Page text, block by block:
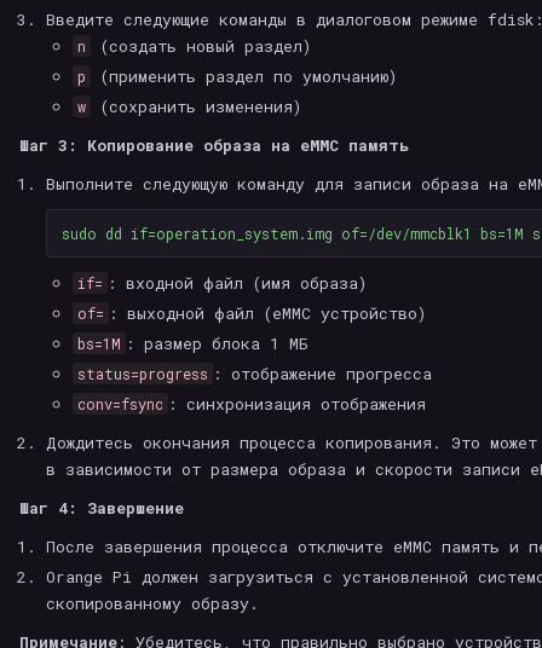
Введите следующие команды в диалоговом режиме fdisk:
n (создать новый раздел)
p (применить раздел по умолчанию)
w
(сохранить изменения)
Шаг 3: Копирование образа на eMMC память
Выполните следующую команду для записи образа на
sudo dd if=operation_system.img of=/dev/mmcblk1 bs=1M
if= : входной файл (имя образа)
of= : выходной файл (eMMC устройство)
bs=1M : размер блока 1 МБ
status=progress : отображение прогресса
conv=fsync : синхронизация отображения
Дождитесь окончания процесса копирования. Это
в зависимости от размера образа и скорости записи
Шаг 4: Завершение
После завершения процесса отключите eMMC память и
Orange Pi должен загрузиться с установленной
скопированному образу.
Примечание: Убедитесь, что правильно выбрано